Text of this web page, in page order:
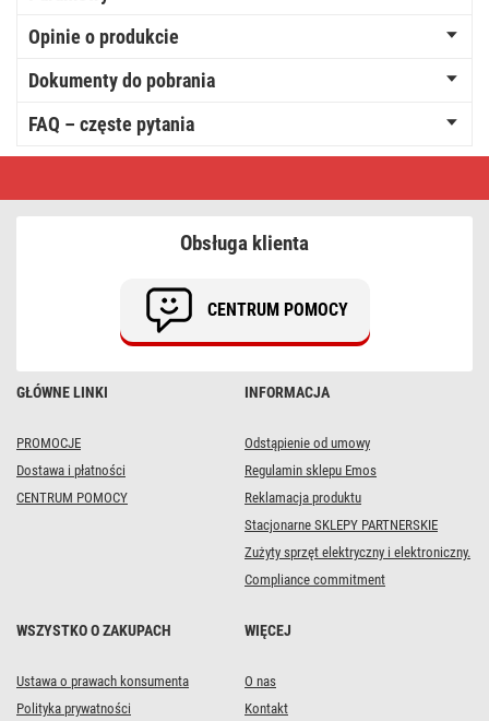
Opinie o produkcie
Dokumenty do pobrania
FAQ – częste pytania
Standard
GŁÓWNE LINKI
PROMOCJE
Dostawa i płatności
CENTRUM POMOCY
INFORMACJA
Odstąpienie od umowy
Regulamin sklepu Emos
Reklamacja produktu
Stacjonarne SKLEPY PARTNERSKIE
Zużyty sprzęt elektryczny i elektroniczny.
Compliance commitment
WSZYSTKO O ZAKUPACH
Ustawa o prawach konsumenta
Polityka prywatności
WIĘCEJ
O nas
Kontakt
Obsługa klienta
CENTRUM POMOCY